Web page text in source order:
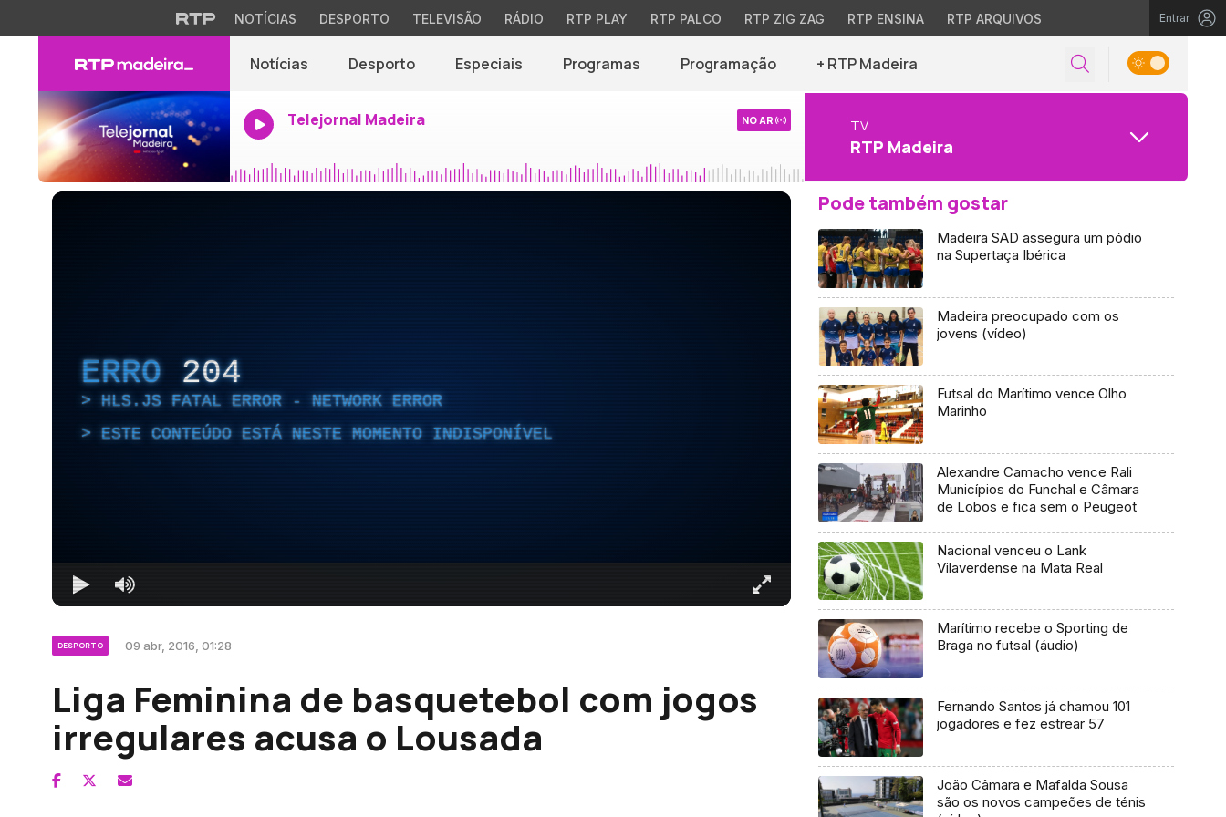
NOTÍCIAS DESPORTO TELEVISÃO RÁDIO RTP PLAY RTP PALCO RTP ZIG ZAG RTP ENSINA RTP ARQUIVOS Entrar
Notícias Desporto Especiais Programas Programação + RTP Madeira
Telejornal Madeira NO AR TV
RTP Madeira
ERRO 204
HLS.JS FATAL ERROR - NETWORK ERROR
ESTE CONTEÚDO ESTÁ NESTE MOMENTO INDISPONÍVEL
DESPORTO 09 abr, 2016, 01:28
Liga Feminina de basquetebol com jogos
irregulares acusa o Lousada
Pode também gostar
Madeira SAD assegura um pódio
na Supertaça Ibérica
Madeira preocupado com os
jovens (vídeo)
Futsal do Marítimo vence Olho
Marinho
Alexandre Camacho vence Rali
Municípios do Funchal e Câmara
de Lobos e fica sem o Peugeot
Nacional venceu o Lank
Vilaverdense na Mata Real
Marítimo recebe o Sporting de
Braga no futsal (áudio)
Fernando Santos já chamou 101
jogadores e fez estrear 57
João Câmara e Mafalda Sousa
são os novos campeões de ténis